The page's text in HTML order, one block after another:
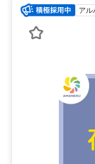
アル